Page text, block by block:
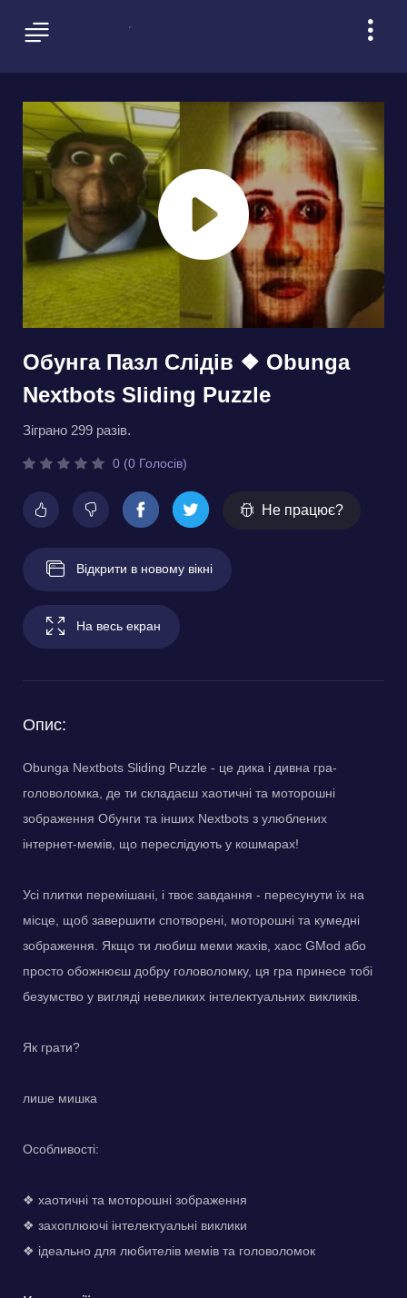
Обунга Пазл Слідів ❖ Obunga
Nextbots Sliding Puzzle
Зіграно 299 разів.
0 (0 Голосів)
Не працює?
Відкрити в новому вікні
На весь екран
Опис:
Obunga Nextbots Sliding Puzzle - це дика і дивна гра-
головоломка, де ти складаєш хаотичні та моторошні
зображення Обунги та інших Nextbots з улюблених
інтернет-мемів, що переслідують у кошмарах!
Усі плитки перемішані, і твоє завдання - пересунути їх на
місце, щоб завершити спотворені, моторошні та кумедні
зображення. Якщо ти любиш меми жахів, хаос GMod або
просто обожнюєш добру головоломку, ця гра принесе тобі
безумство у вигляді невеликих інтелектуальних викликів.
Як грати?
лише мишка
Особливості:
❖ хаотичні та моторошні зображення
❖ захоплюючі інтелектуальні виклики
❖ ідеально для любителів мемів та головоломок